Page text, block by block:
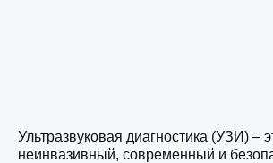
Ультразвуковая диагностика (УЗИ) –
неинвазивный, современный и